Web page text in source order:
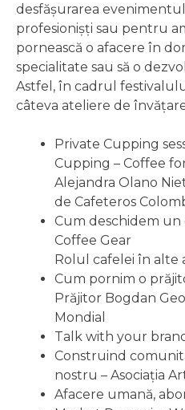
desfășurarea
profesionișți sau pentru
pornească o afacere în
specialitate sau să o
Astfel, în cadrul
câteva ateliere de
Private Cupping
Cupping – Coffee
Alejandra Olano
de Cafeteros
Cum deschidem un
Coffee Gear
Rolul cafelei în alte
Cum pornim o
Prăjitor Bogdan
Mondial
Talk with your
Construind
nostru – Asociația
Afacere umană,